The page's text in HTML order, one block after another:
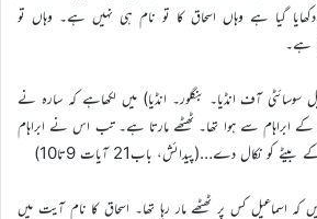
گیا ہے وہاں اسحاق کا تو نام ہی نہیں ہے۔ وہاں تو
ہے۔
سوسائٹی آف انڈیا۔ بنگلور۔ انڈیا) میں لکھاہے کہ سارہ نے
کے ابراہام سے ہوا تھا۔ ٹھٹھے مارتا ہے۔ تب اس نے ابراہام
کو نکال دے…(پیدائش، باب21 آیات 9تا10)
کہ اسماعیل کس پر ٹھٹھے مار رہا تھا۔ اسحاق کا نام آیت میں